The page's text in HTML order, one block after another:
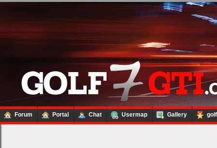
Forum Portal Chat Usermap Gallery